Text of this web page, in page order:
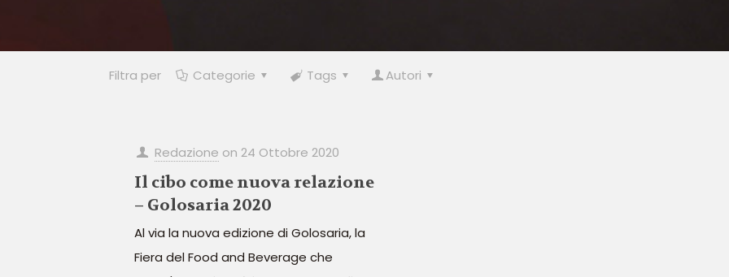
Filtra per Categorie Tags Autori
Redazione on 24 Ottobre 2020
Il cibo come nuova relazione
– Golosaria 2020
Al via la nuova edizione di Golosaria, la
Fiera del Food and Beverage che